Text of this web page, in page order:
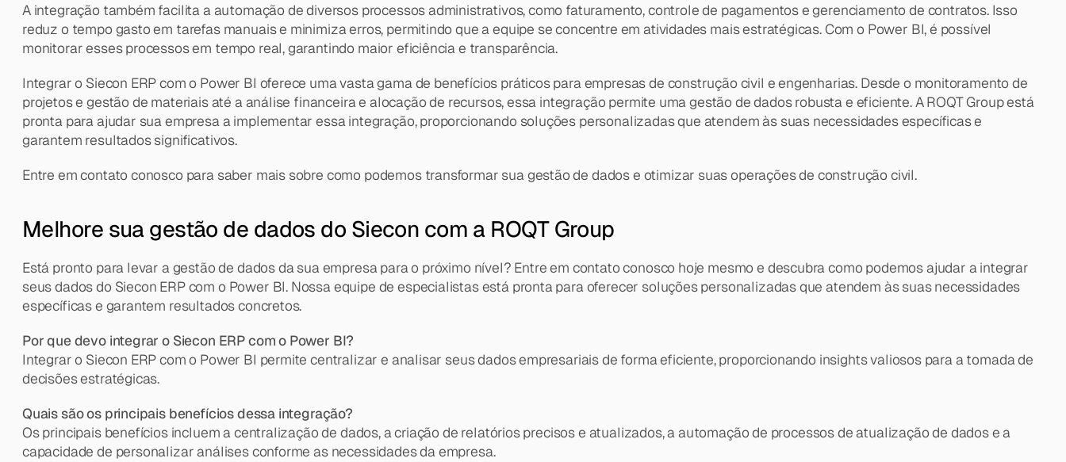
A integração também facilita a automação de diversos processos administrativos, como faturamento, controle de pagamentos e gerenciamento de contratos. Isso
reduz o tempo gasto em tarefas manuais e minimiza erros, permitindo que a equipe se concentre em atividades mais estratégicas. Com o Power BI, é possível
monitorar esses processos em tempo real, garantindo maior eficiência e transparência.
Integrar o Siecon ERP com o Power BI oferece uma vasta gama de benefícios práticos para empresas de construção civil e engenharias. Desde o monitoramento de
projetos e gestão de materiais até a análise financeira e alocação de recursos, essa integração permite uma gestão de dados robusta e eficiente. A ROQT Group está
pronta para ajudar sua empresa a implementar essa integração, proporcionando soluções personalizadas que atendem às suas necessidades específicas e
garantem resultados significativos.
Entre em contato conosco para saber mais sobre como podemos transformar sua gestão de dados e otimizar suas operações de construção civil.
Melhore sua gestão de dados do Siecon com a ROQT Group
Está pronto para levar a gestão de dados da sua empresa para o próximo nível? Entre em contato conosco hoje mesmo e descubra como podemos ajudar a integrar
seus dados do Siecon ERP com o Power BI. Nossa equipe de especialistas está pronta para oferecer soluções personalizadas que atendem às suas necessidades
específicas e garantem resultados concretos.
Por que devo integrar o Siecon ERP com o Power BI?
Integrar o Siecon ERP com o Power BI permite centralizar e analisar seus dados empresariais de forma eficiente, proporcionando insights valiosos para a tomada de
decisões estratégicas.
Quais são os principais benefícios dessa integração?
Os principais benefícios incluem a centralização de dados, a criação de relatórios precisos e atualizados, a automação de processos de atualização de dados e a
capacidade de personalizar análises conforme as necessidades da empresa.